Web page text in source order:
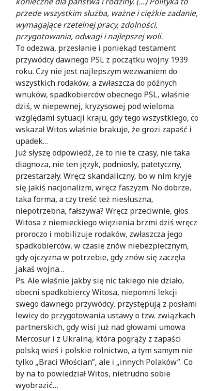
przede wszystkim służba, ważne i ciężkie zadanie,
wymagające rzetelnej pracy, zdolności,
przygotowania, odwagi i najlepszej woli.
To odezwa, przesłanie i poniekąd testament
przywódcy dawnego PSL z początku wojny 1939
roku. Czy nie jest najlepszym wezwaniem do
wszystkich rodaków, a zwłaszcza do późnych
wnuków, spadkobierców obecnego PSL, właśnie
dziś, w niepewnej, kryzysowej pod wieloma
względami sytuacji kraju, gdy tego wszystkiego, co
wskazał Witos właśnie brakuje, że grozi zapaść i
upadek…
Już słyszę odpowiedź, że to nie te czasy, nie taka
diagnoza, nie ten język, podniosły, patetyczny,
przestarzały. Wręcz skandaliczny, bo w nim kryje
się jakiś nacjonalizm, wręcz faszyzm. No dobrze,
taka forma, a czy treść też niesłuszna,
niepotrzebna, fałszywa? Wręcz przeciwnie, głos
Witosa z niemieckiego więzienia brzmi dziś wręcz
proroczo i mobilizuje rodaków, zwłaszcza jego
spadkobierców, w czasie znów niebezpiecznym,
gdy ojczyzna w potrzebie, gdy znów się zaczęła
jakaś wojna…
Ps. Ale właśnie jakby się nic takiego nie działo,
obecni spadkobiercy Witosa, niepomni lekcji
swego dawnego przywódcy, przystępują z posłami
lewicy do przygotowania ustawy o tzw. związkach
partnerskich, gdy wisi już nad głowami umowa
Mercosur i z Ukrainą, która pogrąży z zapaści
polską wieś i polskie rolnictwo, a tym samym nie
tylko „Braci Włościan”, ale i „innych Polaków”. Co
by na to powiedział Witos, nietrudno sobie
wyobrazić…